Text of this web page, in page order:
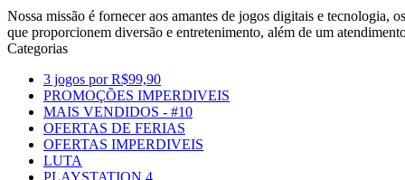
Nossa missão é fornecer aos amantes de jogos digitais e tecnologia,
que proporcionem diversão e entretenimento, além de um
Categorias
3 jogos por R$99,90
PROMOÇÕES IMPERDIVEIS
MAIS VENDIDOS - #10
OFERTAS DE FERIAS
OFERTAS IMPERDIVEIS
LUTA
PLAYSTATION 4